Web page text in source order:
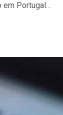
em Portugal…